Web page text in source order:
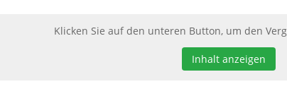
Klicken Sie auf den unteren Button, um den
Inhalt anzeigen